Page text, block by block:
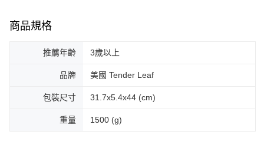
商品規格
推薦年齡 3歲以上
品牌 美國 Tender Leaf
包裝尺寸 31.7x5.4x44 (cm)
重量 1500 (g)